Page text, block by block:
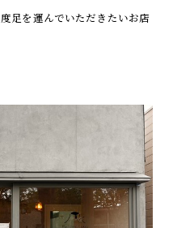
足を運んでいただきたいお店